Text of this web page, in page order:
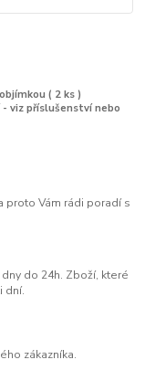
( 2 ks )
viz příslušenství nebo
proto Vám rádi poradí s
do 24h. Zboží, které
dní.
zákazníka.